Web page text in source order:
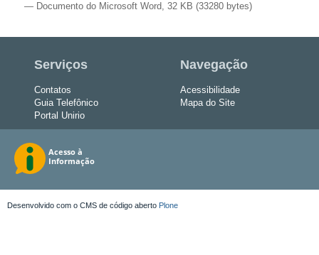
— Documento do Microsoft Word, 32 KB (33280 bytes)
Serviços
Contatos
Guia Telefônico
Portal Unirio
Navegação
Acessibilidade
Mapa do Site
Desenvolvido com o CMS de código aberto Plone